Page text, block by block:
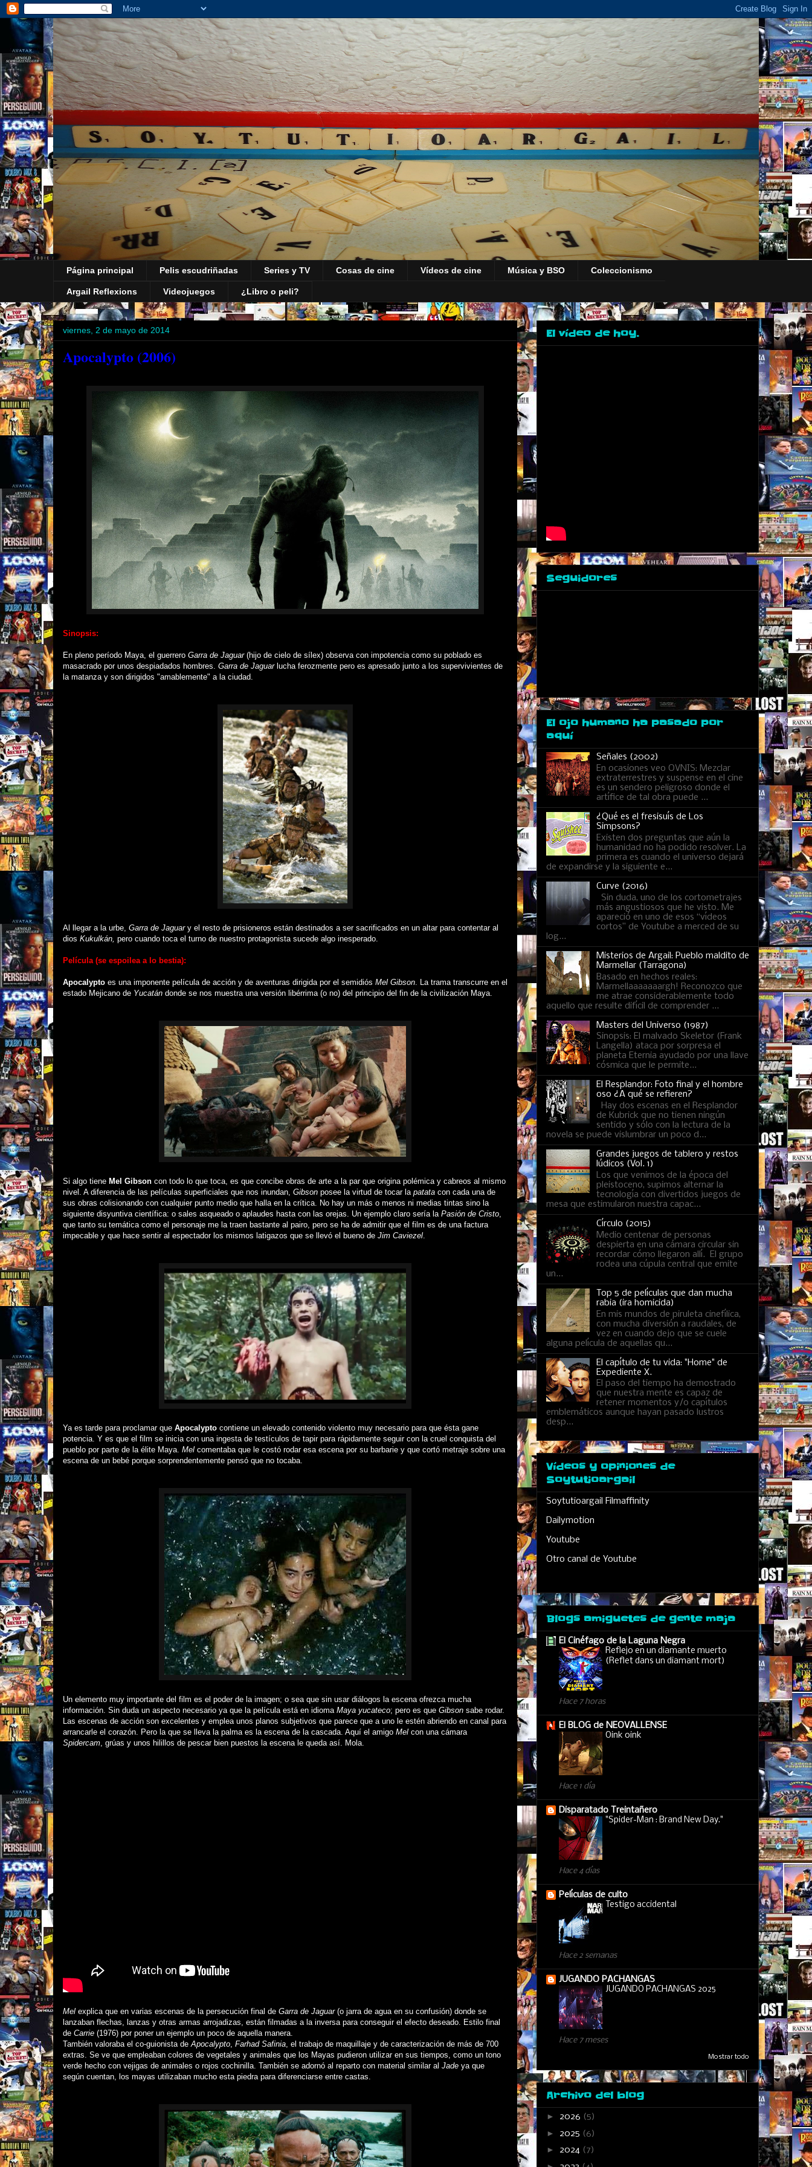
Página principal Pelis escudriñadas Series y TV Cosas de cine Vídeos de cine Música y BSO Coleccionismo
Argail Reflexions Videojuegos ¿Libro o peli?
viernes, 2 de mayo de 2014
Apocalypto (2006)
Sinopsis:
En pleno período Maya, el guerrero Garra de Jaguar (hijo de cielo de sílex) observa con impotencia como su poblado es
masacrado por unos despiadados hombres Garra de Jaguar lucha ferozmente pero es apresado junto a los supervivientes de
la matanza y son dirigidos "amablemente" a la ciudad.
Al llegar a la urbe, Garra de Jaguary el resto de prisioneros están destinados a ser sacrificados en un altar para contentar al
dios Kukulkán, pero cuando toca el turno de nuestro protagonista sucede algo inesperado.
Película (se espoilea a lo bestia):
Apocalypto es una imponente película de acción y de aventuras dirigida por el semidiós Mel Gibson . La trama transcurre en el
estado Mejicano de Yucatán donde se nos muestra una versión libérrima (o no) del principio del fin de la civilización Maya.
Si algo tiene Mel Gibson con todo lo que toca, es que concibe obras de arte a la par que origina polémica y cabreos al mismo
nivel. A diferencia de las películas superficiales que nos inundan, Gibson posee la virtud de tocar la patata con cada una de
sus obras colisionando con cualquier punto medio que halla en la crítica. No hay un más o menos ni medias tintas sino la
siguiente disyuntiva científica: o sales asqueado o aplaudes hasta con las orejas. Un ejemplo claro sería la Pasión de Cristo
que tanto su temática como el personaje me la traen bastante al pairo, pero se ha de admitir que el film es de una factura
impecable y que hace sentir al espectador los mismos latigazos que se llevó el bueno de Jim Caviezel
Ya es tarde para proclamar que Apocalypto contiene un elevado contenido violento muy necesario para que ésta gane
potencia. Y es que el film se inicia con una ingesta de testículos de tapir para rápidamente seguir con la cruel conquista del
pueblo por parte de la élite Maya. Mel comentaba que le costó rodar esa escena por su barbarie y que cortó metraje sobre una
escena de un bebé porque sorprendentemente pensó que no tocaba.
Un elemento muy importante del film es el poder de la imagen; o sea que sin usar diálogos la escena ofrezca mucha
información. Sin duda un aspecto necesario ya que la película está en idioma Maya yucateco; pero es que Gibson sabe rodar.
Las escenas de acción son excelentes y emplea unos planos subjetivos que parece que a uno le estén abriendo en canal para
arrancarle el corazón. Pero la que se lleva la palma es la escena de la cascada. Aquí el amigo Mel con una cámara
Spidercam , grúas y unos hilillos de pescar bien puestos la escena le queda así. Mola.
Mel explica que en varias escenas de la persecución final de Garra de Jaguar (o jarra de agua en su confusión) donde se
lanzaban flechas, lanzas y otras armas arrojadizas , están filmadas a la inversa para conseguir el efecto deseado. Estilo final
de Carrie (1976) por poner un ejemplo un poco de aquella manera.
También valoraba el co-guionista de Apocalypto Farhad Safinia , el trabajo de maquillaje y de caracterización de más de 700
extras. Se ve que empleaban colores de vegetales y animales que los Mayas pudieron utilizar en sus tiempos, como un tono
verde hecho con vejigas de animales o rojos cochinilla. También se adornó al reparto con material similar al Jade ya que
según cuentan, los mayas utilizaban mucho esta piedra para diferenciarse entre castas.
El vídeo de hoy.
Seguidores
El ojo humano ha pasado por
aquí
Señales (2002)
En ocasiones veo OVNIS: Mezclar
extraterrestres y suspense en el cine
es un sendero peligroso donde el
artífice de tal obra puede ...
¿Qué es el fresisuís de Los
Simpsons?
Existen dos preguntas que aún la
humanidad no ha podido resolver. La
primera es cuando el universo dejará
de expandirse y la siguiente e...
Curve (2016)
Sin duda, uno de los cortometrajes
más angustiosos que he visto. Me
apareció en uno de esos “vídeos
cortos” de Youtube a merced de su
log...
Misterios de Argail: Pueblo maldito de
Marmellar (Tarragona)
Basado en hechos reales:
Marmellaaaaaaargh! Reconozco que
me atrae considerablemente todo
aquello que resulte difícil de comprender ...
Masters del Universo (1987)
Sinopsis: El malvado Skeletor (Frank
Langella) ataca por sorpresa el
planeta Eternia ayudado por una llave
cósmica que le permite...
El Resplandor: Foto final y el hombre
oso ¿A qué se refieren?
Hay dos escenas en el Resplandor
de Kubrick que no tienen ningún
sentido y sólo con la lectura de la
novela se puede vislumbrar un poco d...
Grandes juegos de tablero y restos
lúdicos (Vol. 1)
Los que venimos de la época del
pleistoceno, supimos alternar la
tecnología con divertidos juegos de
mesa que estimularon nuestra capac...
Círculo (2015)
Medio centenar de personas
despierta en una cámara circular sin
recordar cómo llegaron allí. El grupo
rodea una cúpula central que emite
un...
Top 5 de películas que dan mucha
rabia (ira homicida)
En mis mundos de piruleta cinefílica,
con mucha diversión a raudales, de
vez en cuando dejo que se cuele
alguna película de aquellas qu...
El capítulo de tu vida: "Home" de
Expediente X.
El paso del tiempo ha demostrado
que nuestra mente es capaz de
retener momentos y/o capítulos
emblemáticos aunque hayan pasado lustros
desp...
Vídeos y opiniones de
Soytutioargail
Soytutioargail Filmaffinity
Dailymotion
Youtube
Otro canal de Youtube
Blogs amiguetes de gente maja
El Cinéfago de la Laguna Negra
Reflejo en un diamante muerto
(Reflet dans un diamant mort)
Hace 7 horas
El BLOG de NEOVALLENSE
Oink oink
Hace 1 día
Disparatado Treintañero
"Spider-Man : Brand New Day."
Hace 4 días
Películas de culto
Testigo accidental
Hace 2 semanas
JUGANDO PACHANGAS
JUGANDO PACHANGAS 2025
Hace 7 meses
Mostrar todo
Archivo del blog
► 2026 (5)
► 2025 (6)
► 2024 (7)